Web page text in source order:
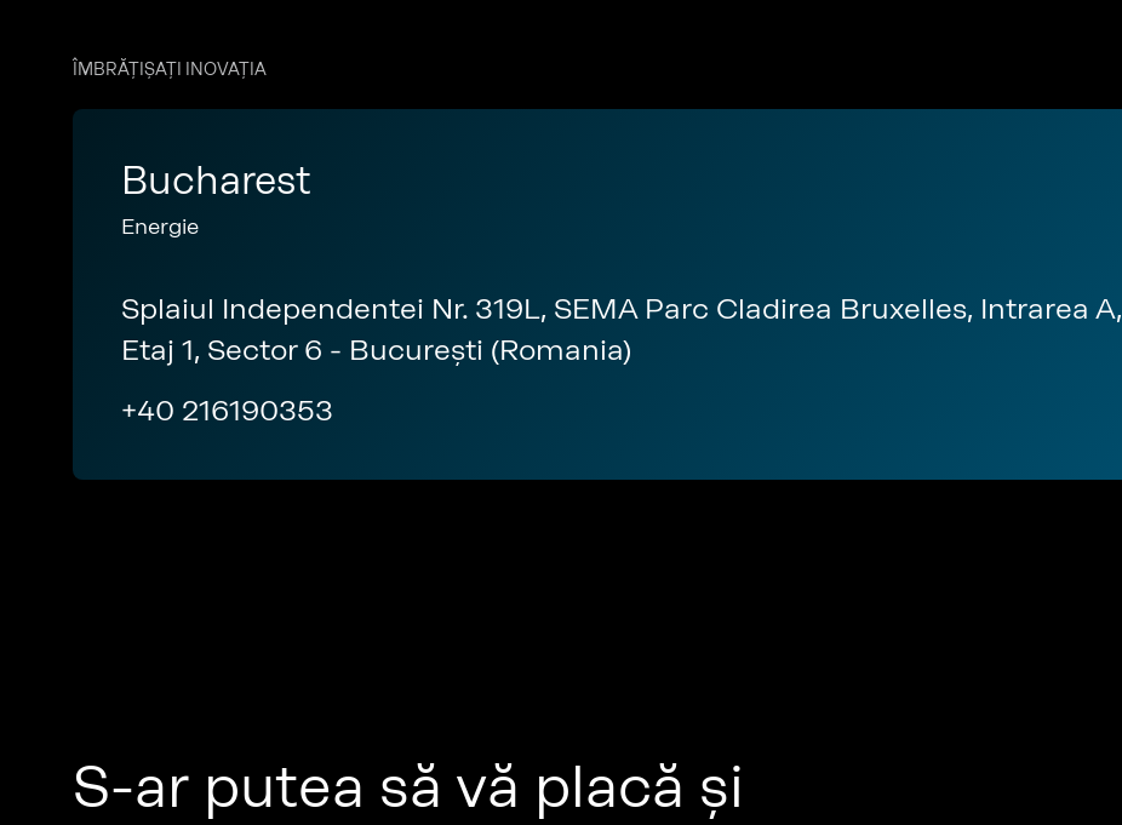
ÎMBRĂȚIȘAȚI INOVAȚIA
Bucharest
Energie
Splaiul Independentei Nr. 319L, SEMA Parc Cladirea Bruxelles, Intrarea A,
Etaj 1, Sector 6 - București (Romania)
+40 216190353
S-ar putea să vă placă și